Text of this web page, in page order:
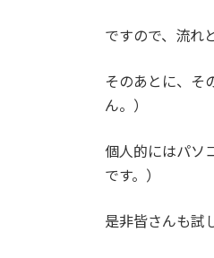
ですので、流れ
そのあとに、そ
ん。）
個人的にはパソ
です。）
是非皆さんも試